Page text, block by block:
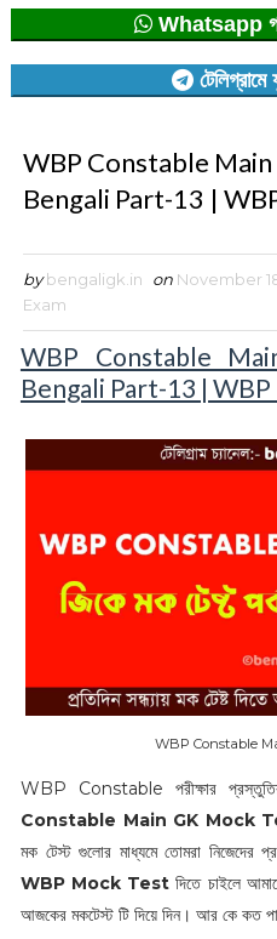
Whatsapp
WBP Constable
Bengali Part-13 |
by bengaligk.in on November
Exam
WBP Constable
Bengali Part-13 |
WBP Constable
WBP Constable পরীক্ষার
Constable Main GK Mock
মক টেস্ট গুলোর মাধ্যমে তোমরা নিজেদের
WBP Mock Test দিতে চাইলে
আজকের মকটেস্ট টি দিয়ে দিন। আর কে কত